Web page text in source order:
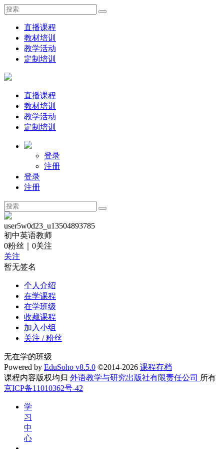
直播课程
教材培训
教学活动
定制培训
直播课程
教材培训
教学活动
定制培训
登录
注册
登录
注册
user5w0d23_u13504893785
初中英语教师
0粉丝 0关注
关注
暂无签名
个人介绍
在学课程
在学班级
收藏课程
加入小组
关注 / 粉丝
无在学的班级
Powered by EduSoho v8.5.0 ©2014-2026 课程存档
课程内容版权均归 外语教学与研究出版社有限责任公司 所有
京ICP备11010362号-42
学
习
中
心